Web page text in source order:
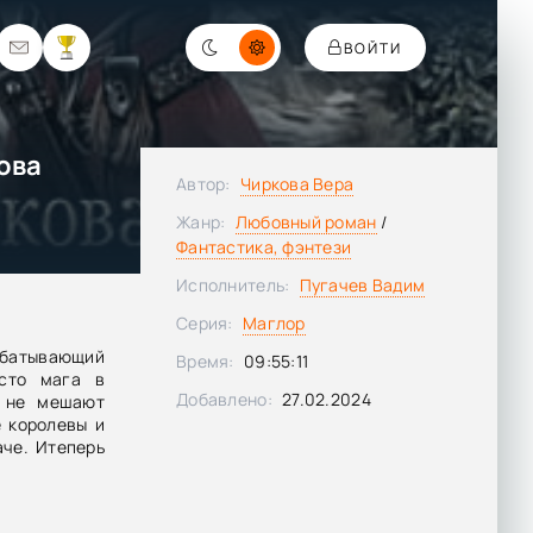
ВОЙТИ
мага в
не мешают
королевы и
Итеперь
Автор: Чиркова Вера
Жанр: Любовный роман /
Фантастика, фэнтези
Исполнитель: Пугачев Вадим
Серия: Маглор
Время: 09:55:11
Добавлено: 27.02.2024